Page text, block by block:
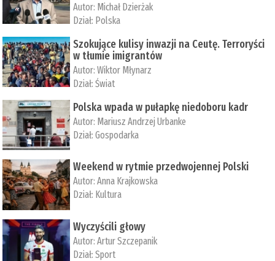
Autor: Michał Dzierżak
Dział: Polska
Szokujące kulisy inwazji na Ceutę. Terroryści
w tłumie imigrantów
Autor:Wiktor Młynarz
Dział:Świat
Polska wpada w pułapkę niedoboru kadr
Autor: Mariusz Andrzej Urbanke
Dział:Gospodarka
Weekend w rytmie przedwojennej Polski
Autor:Anna Krajkowska
Dział: Kultura
Wyczyścili głowy
Autor:Artur Szczepanik
Dział:Sport